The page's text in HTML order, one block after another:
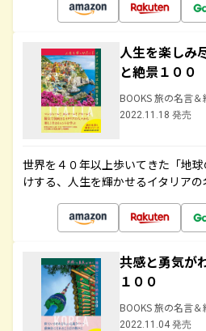
人生を楽しみ
と絶景１００
BOOKS 旅の名言＆
2022.11.18 発売
世界を４０年以上歩いてきた「地
けする、人生を輝かせるイタリア
共感と勇気が
１００
BOOKS 旅の名言＆
2022.11.04 発売